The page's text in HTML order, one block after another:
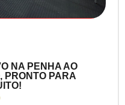
NA PENHA AO
PRONTO PARA